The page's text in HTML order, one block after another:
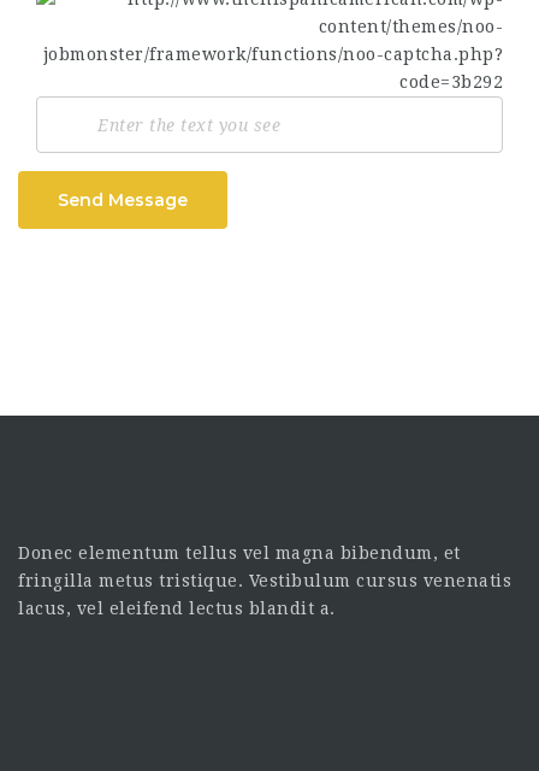
Send Message
Donec elementum tellus vel magna bibendum, et
fringilla metus tristique. Vestibulum cursus venenatis
lacus, vel eleifend lectus blandit a.